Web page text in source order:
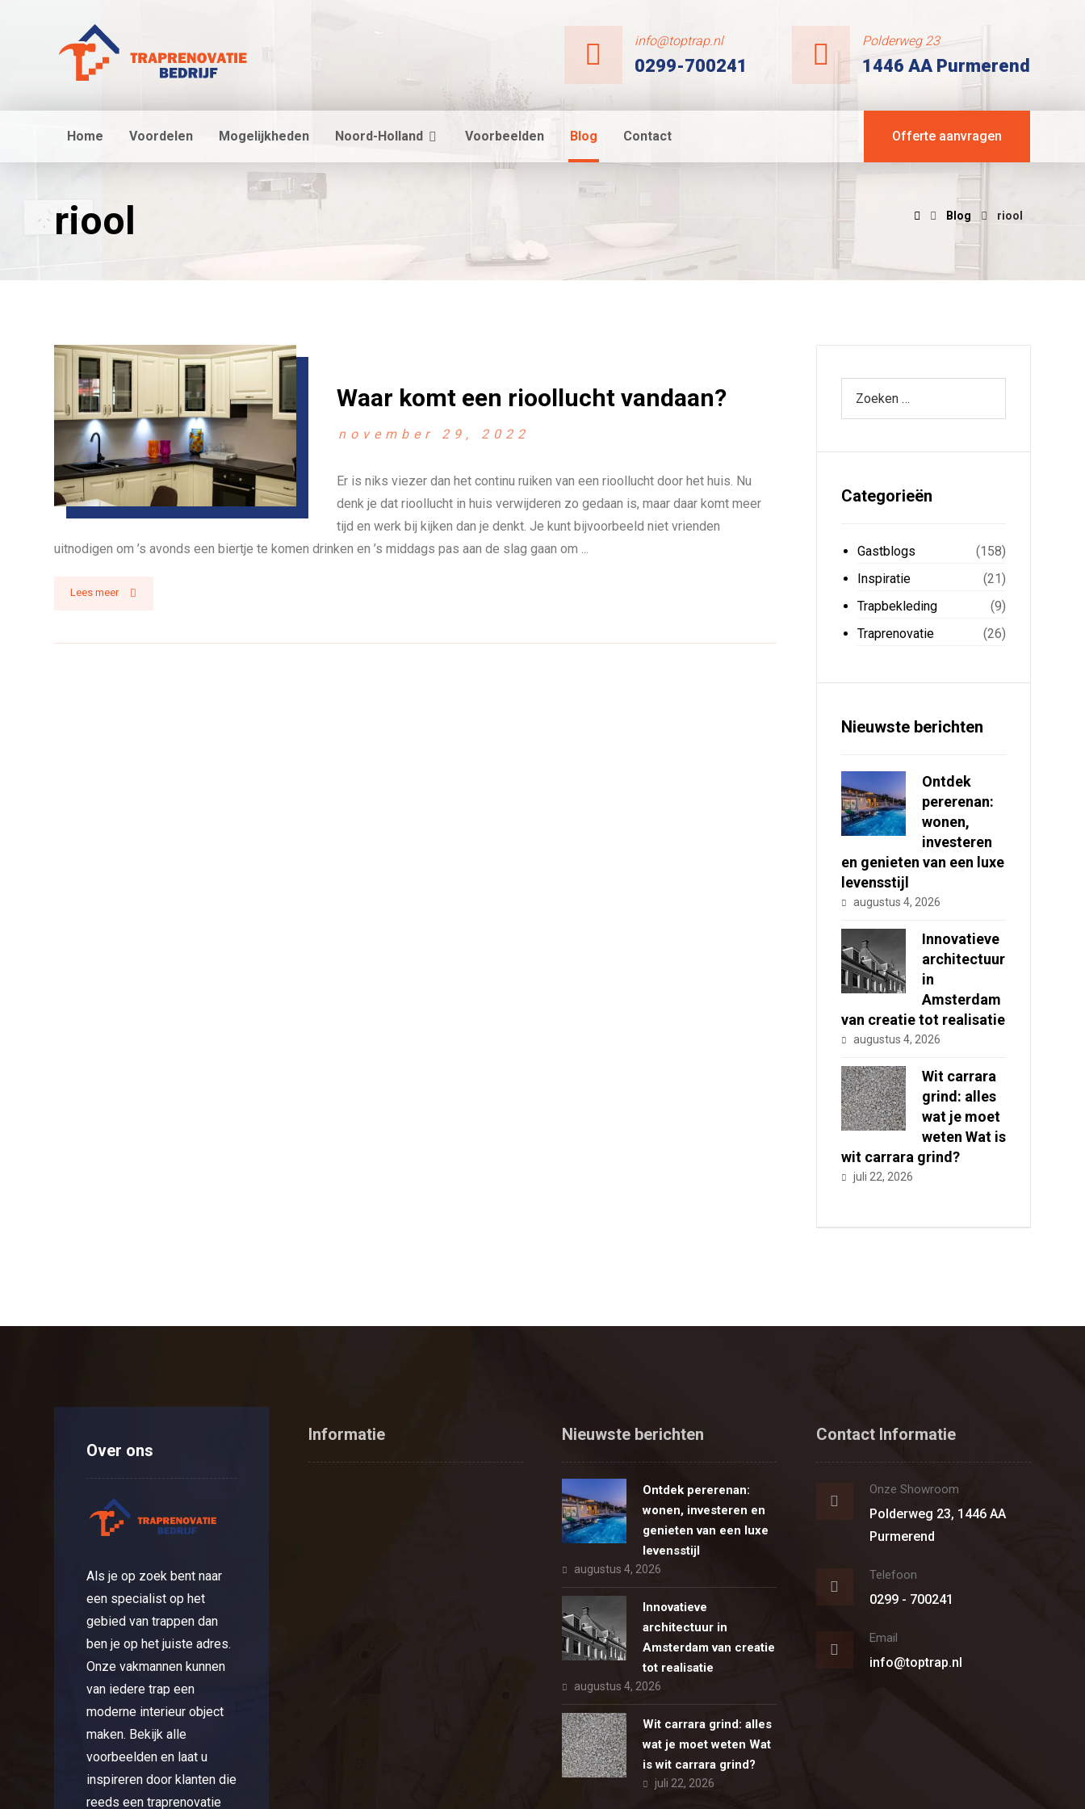
Polderweg 23
1446 AA Purmerend
info@toptrap.nl
0299-700241
Home Voordelen Mogelijkheden Noord-Holland Voorbeelden Blog Contact Offerte aanvragen
riool Blog riool
Waar komt een rioollucht vandaan?
november 29, 2022
Er is niks viezer dan het continu ruiken van een rioollucht door het huis. Nu
denk je dat rioollucht in huis verwijderen zo gedaan is, maar daar komt meer
tijd en werk bij kijken dan je denkt. Je kunt bijvoorbeeld niet vrienden
uitnodigen om ’s avonds een biertje te komen drinken en ’s middags pas aan de slag gaan om ...
Lees meer
Categorieën
Gastblogs
(158)
Inspiratie
(21)
Trapbekleding
(9)
Traprenovatie
(26)
Nieuwste berichten
Ontdek
pererenan:
wonen,
investeren
en genieten van een luxe
levensstijl
augustus 4, 2026
Innovatieve
architectuur
in
Amsterdam
van creatie tot realisatie
augustus 4, 2026
Wit carrara
grind: alles
wat je moet
weten Wat is
wit carrara grind?
juli 22, 2026
Over ons
Als je op zoek bent naar
een specialist op het
gebied van trappen dan
ben je op het juiste adres.
Onze vakmannen kunnen
van iedere trap een
moderne interieur object
maken. Bekijk alle
voorbeelden en laat u
inspireren door klanten die
reeds een traprenovatie
Informatie Nieuwste berichten
Ontdek pererenan:
wonen, investeren en
genieten van een luxe
levensstijl
augustus 4, 2026
Innovatieve
architectuur in
Amsterdam van creatie
tot realisatie
augustus 4, 2026
Wit carrara grind: alles
wat je moet weten Wat
is wit carrara grind?
juli 22, 2026
Contact Informatie
Onze Showroom
Polderweg 23, 1446 AA
Purmerend
Telefoon
0299 - 700241
Email
info@toptrap.nl